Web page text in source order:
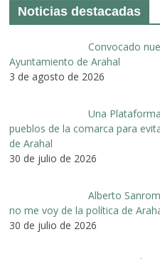
Noticias destacadas
Convocado
Ayuntamiento de Arahal
3 de agosto de 2026
Una
pueblos de la comarca para
de Arahal
30 de julio de 2026
Alberto
no me voy de la política de
30 de julio de 2026